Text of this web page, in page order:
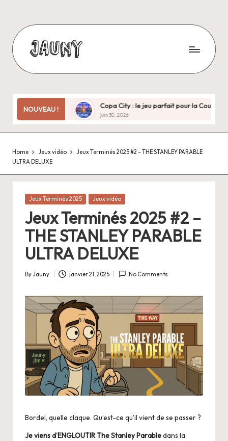
content
J
u
n
.
f
r
NOUVEAU !
ans plus tard Copa City : le jeu parfait pour la Coupe du
juin 30, 2026
Home Jeux vidéo
Jeux Terminés 2025 #2 – THE STANLEY PARABLE
ULTRA DELUXE
Posted
Jeux Terminés 2025 Jeux vidéo
Jeux Terminés 2025 #2 –
THE STANLEY PARABLE
ULTRA DELUXE
Posted
ByJauny janvier 21, 2025 No Comments
Bordel, quelle claque. Qu’est-ce qu’il vient de se passer ?
Je viens d’ENGLOUTIR The Stanley Parabledans la